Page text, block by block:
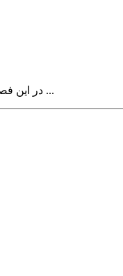
در این فصل به بررسی رودمپ یادگیری سئو برای شروع کار سئو می پردازیم. به آغاز سفر یادگیری سئو خوش آمدید. از اینکه شما در حال مطالعه این صفحه ...